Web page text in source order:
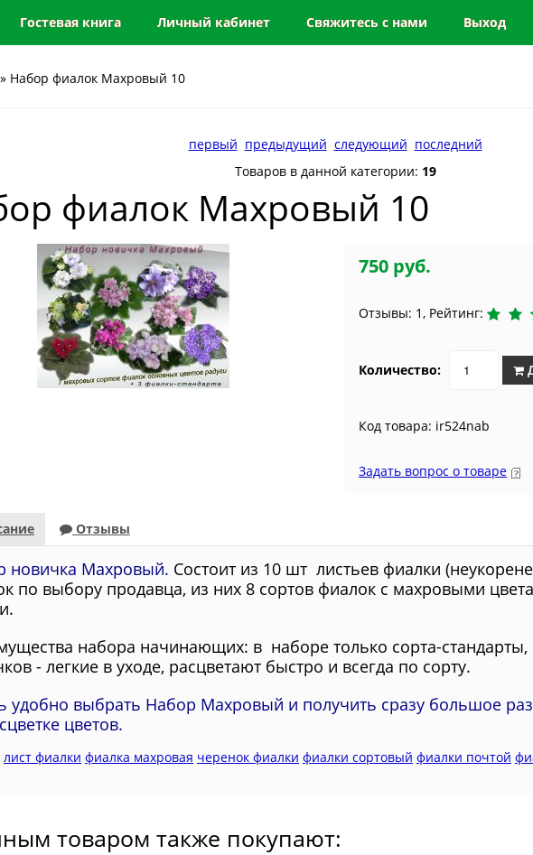
Гостевая книга Личный кабинет Свяжитесь с нами Выход
» Набор фиалок Махровый 10
первый предыдущий следующий последний
Товаров в данной категории: 19
фиалок Махровый 10
750 руб.
Отзывы: 1, Рейтинг:
Количество:
Код товара: ir524nab
Задать вопрос о товаре
Отзывы
новичка Махровый. Состоит из 10 шт листьев фиалки
по выбору продавца, из них 8 сортов фиалок с махровыми
набора начинающих: в наборе только сорта-
- легкие в уходе, расцветают быстро и всегда по сорту.
удобно выбрать Набор Махровый и получить сразу большое
цветов.
лист фиалки фиалка махровая черенок фиалки фиалки сортовый фиалки почтой
товаром также покупают: